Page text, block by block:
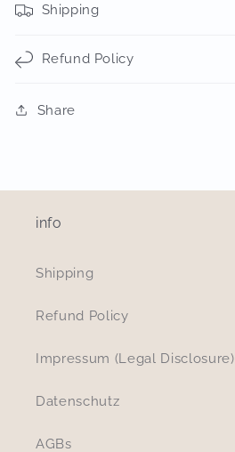
Shipping
Refund Policy
Share
info
Shipping
Refund Policy
Impressum (Legal Disclosure)
Datenschutz
AGBs